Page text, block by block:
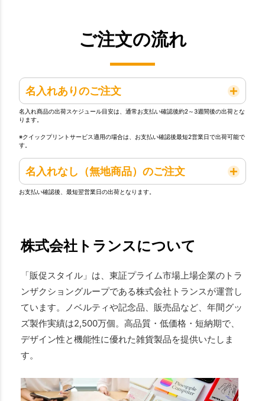
ご注文の流れ
名入れありのご注文
名入れ商品の出荷スケジュール目安は、通常お支払い確認後約2～3週間後の出荷とな
ります。
※クイックプリントサービス適用の場合は、お支払い確認後最短2営業日で出荷可能で
す。
名入れなし（無地商品）のご注文
お支払い確認後、最短翌営業日の出荷となります。
株式会社トランスについて
「販促スタイル」は、東証プライム市場上場企業のトラ
ンザクショングループである株式会社トランスが運営し
ています。ノベルティや記念品、販売品など、年間グッ
ズ製作実績は2,500万個。高品質・低価格・短納期で、
デザイン性と機能性に優れた雑貨製品を提供いたしま
す。